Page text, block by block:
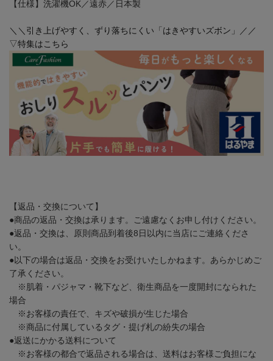
【仕様】洗濯機OK／遠赤／日本製
＼＼引き上げやすく、ずり落ちにくい「はきやすいズボン」／／
▽特集はこちら
【返品・交換について】
●商品の返品・交換は承ります。ご遠慮なくお申し付けください。
●返品・交換は、原則商品到着後8日以内に当店にご連絡くださ
い。
●以下の場合は返品・交換をお受けいたしかねます。あらかじめご
了承ください。
※肌着・パジャマ・靴下など、衛生商品を一度開封になられた
場合
※お客様の責任で、キズや破損が生じた場合
※商品に付属しているタグ・提げ札の紛失の場合
●返送にかかる送料について
※お客様の都合で返品される場合は、送料はお客様ご負担にな